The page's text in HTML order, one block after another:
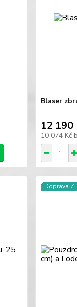
Blaser
12 190
10 074 Kč
Doprava